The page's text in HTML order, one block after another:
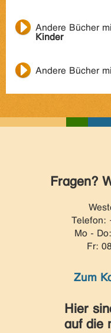
Andere Bücher
Kinder
Andere Bücher